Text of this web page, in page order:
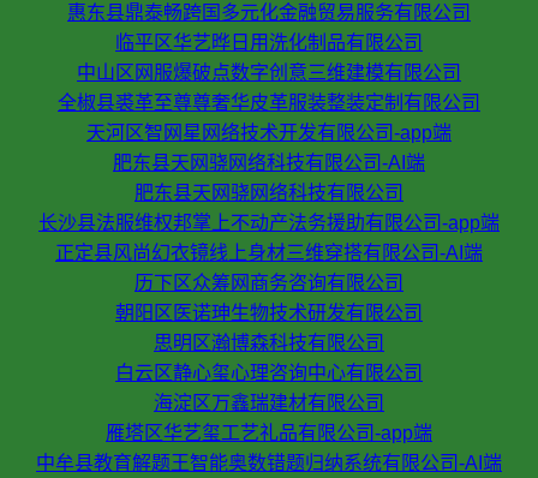
惠东县鼎泰畅跨国多元化金融贸易服务有限公司
临平区华艺晔日用洗化制品有限公司
中山区网服爆破点数字创意三维建模有限公司
全椒县裘革至尊尊奢华皮革服装整装定制有限公司
天河区智网星网络技术开发有限公司-app端
肥东县天网骁网络科技有限公司-AI端
肥东县天网骁网络科技有限公司
长沙县法服维权邦掌上不动产法务援助有限公司-app端
正定县风尚幻衣镜线上身材三维穿搭有限公司-AI端
历下区众筹网商务咨询有限公司
朝阳区医诺珅生物技术研发有限公司
思明区瀚博森科技有限公司
白云区静心玺心理咨询中心有限公司
海淀区万鑫瑞建材有限公司
雁塔区华艺玺工艺礼品有限公司-app端
中牟县教育解题王智能奥数错题归纳系统有限公司-AI端